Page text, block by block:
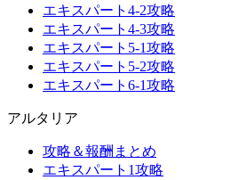
エキスパート4-2攻略
エキスパート4-3攻略
エキスパート5-1攻略
エキスパート5-2攻略
エキスパート6-1攻略
アルタリア
攻略＆報酬まとめ
エキスパート1攻略